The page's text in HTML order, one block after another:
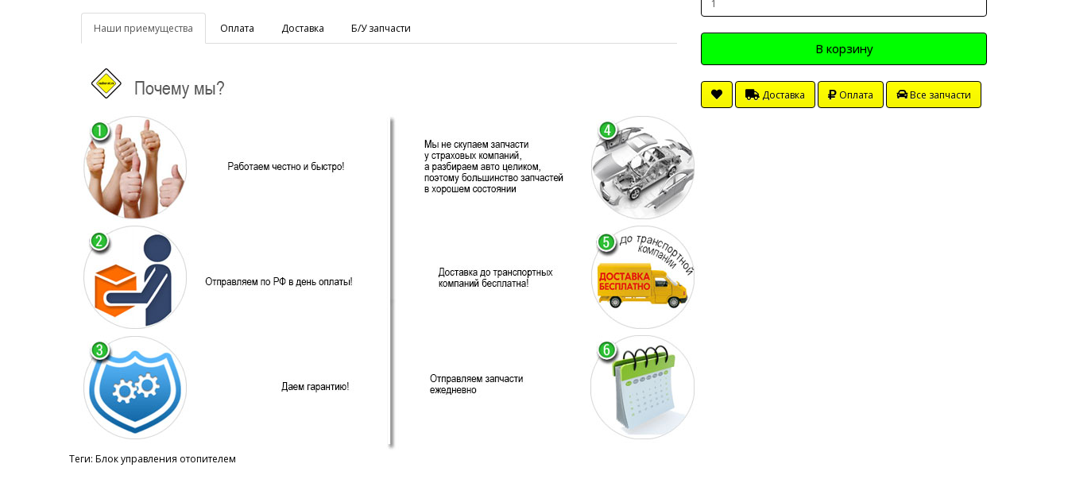
Наши приемущества Оплата Доставка Б/У запчасти
В корзину
Доставка Оплата Все запчасти
Теги: Блок управления отопителем